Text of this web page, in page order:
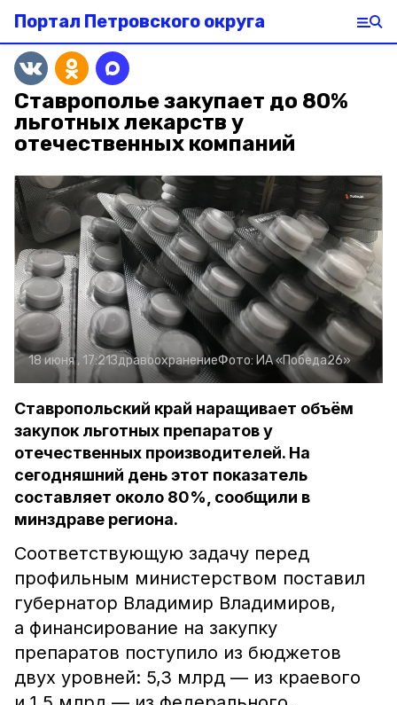
Портал Петровского округа
Ставрополье закупает до 80%
льготных лекарств у
отечественных компаний
18 июня , 17:21ЗдравоохранениеФото: ИА «Победа26»
Ставропольский край наращивает объём
закупок льготных препаратов у
отечественных производителей. На
сегодняшний день этот показатель
составляет около 80%, сообщили в
минздраве региона.
Соответствующую задачу перед
профильным министерством поставил
губернатор Владимир Владимиров,
а финансирование на закупку
препаратов поступило из бюджетов
двух уровней: 5,3 млрд — из краевого